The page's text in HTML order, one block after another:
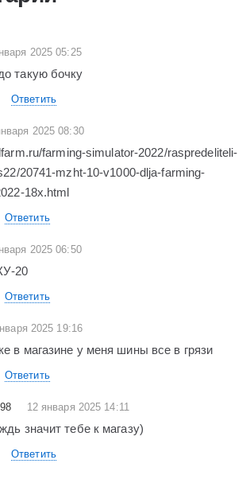
2025 05:25
такую бочку
Ответить
2025 08:30
farming-simulator-2022/raspredeliteli-
20741-mzht-10-v1000-dlja-farming-
18x.html
Ответить
2025 06:50
20
Ответить
2025 19:16
в магазине у меня шины все в грязи
Ответить
12 января 2025 14:11
значит тебе к магазу)
Ответить